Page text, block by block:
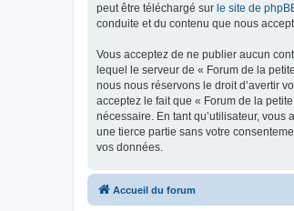
peut être téléchargé sur le site de
conduite et du contenu que nous
Vous acceptez de ne publier aucun
lequel le serveur de « Forum de la
nous nous réservons le droit d’avertir
acceptez le fait que « Forum de la
nécessaire. En tant qu’utilisateur,
une tierce partie sans votre
vos données.
Accueil du forum